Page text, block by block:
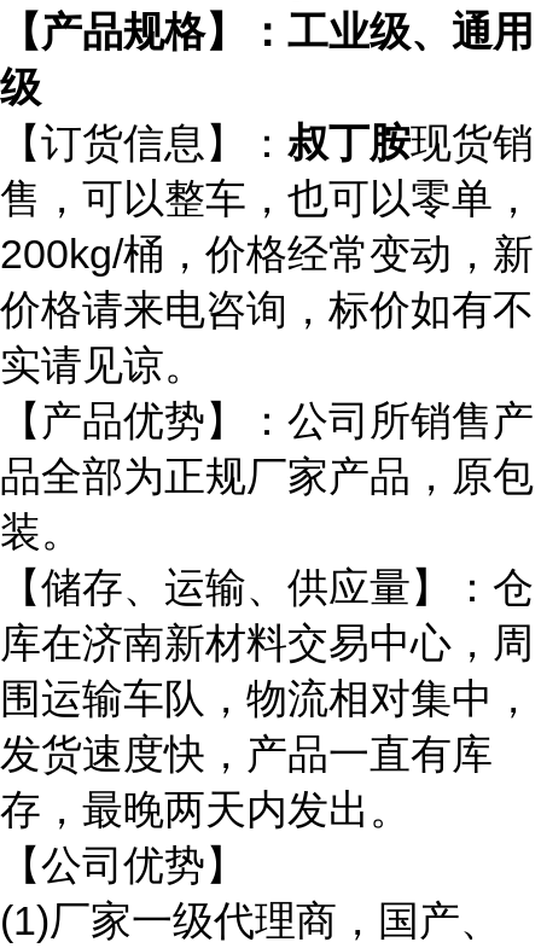
【产品规格】：工业级、通用
级
【订货信息】： 叔丁胺现货销
售，可以整车，也可以零单，
200kg/桶 ，价格经常变动，新
价格请来电咨询，标价如有不
实请见谅。
【产品优势】：公司所销售产
品全部为正规厂家产品，原包
装。
【储存、运输、供应量】：仓
库在济南新材料交易中心，周
围运输车队，物流相对集中，
发货速度快，产品一直有库
存，最晚两天内发出。
【公司优势】
(1)厂家一级代理商，国产、